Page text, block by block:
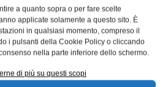
a quanto sopra o per fare scelte
applicate solamente a questo sito. È
in qualsiasi momento, compreso il
i pulsanti della Cookie Policy o cliccando
nella parte inferiore dello schermo.
di più su questi scopi
WEB